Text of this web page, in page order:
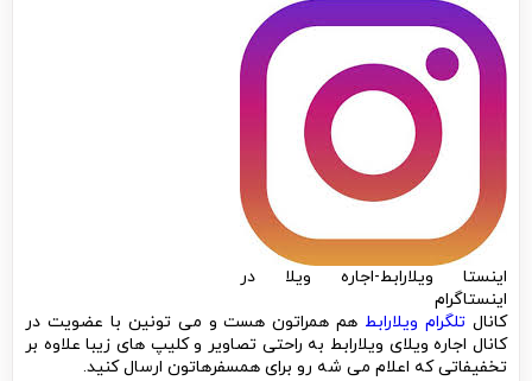
اینستا ویلارابط-اجاره ویلا در
اینستاگرام
کانال تلگرام ویلارابط هم همراتون هست و می تونین با عضویت در
کانال اجاره ویلای ویلارابط به راحتی تصاویر و کلیپ های زیبا علاوه بر
تخفیفاتی که اعلام می شه رو برای همسفرهاتون ارسال کنید.